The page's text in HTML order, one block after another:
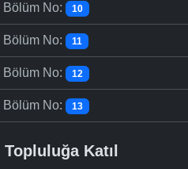
Bölüm No: 10
Bölüm No: 11
Bölüm No: 12
Bölüm No: 13
Topluluğa Katıl